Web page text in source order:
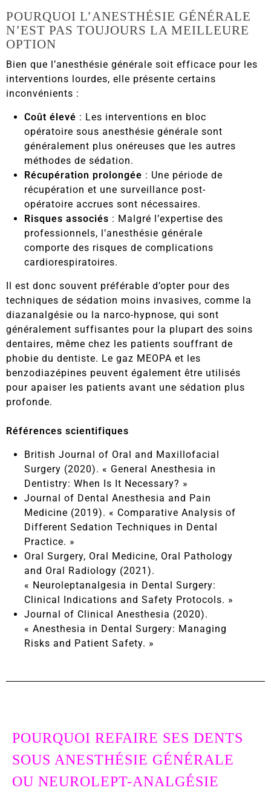
POURQUOI L’ANESTHÉSIE GÉNÉRALE
N’EST PAS TOUJOURS LA MEILLEURE
OPTION
Bien que l’anesthésie générale soit efficace pour les
interventions lourdes, elle présente certains
inconvénients :
Coût élevé : Les interventions en bloc
opératoire sous anesthésie générale sont
généralement plus onéreuses que les autres
méthodes de sédation.
Récupération prolongée : Une période de
récupération et une surveillance post-
opératoire accrues sont nécessaires.
Risques associés : Malgré l’expertise des
professionnels, l’anesthésie générale
comporte des risques de complications
cardiorespiratoires.
Il est donc souvent préférable d’opter pour des
techniques de sédation moins invasives, comme la
diazanalgésie ou la narco-hypnose, qui sont
généralement suffisantes pour la plupart des soins
dentaires, même chez les patients souffrant de
phobie du dentiste. Le gaz MEOPA et les
benzodiazépines peuvent également être utilisés
pour apaiser les patients avant une sédation plus
profonde.
Références scientifiques
British Journal of Oral and Maxillofacial
Surgery (2020). « General Anesthesia in
Dentistry: When Is It Necessary? »
Journal of Dental Anesthesia and Pain
Medicine (2019). « Comparative Analysis of
Different Sedation Techniques in Dental
Practice. »
Oral Surgery, Oral Medicine, Oral Pathology
and Oral Radiology (2021).
« Neuroleptanalgesia in Dental Surgery:
Clinical Indications and Safety Protocols. »
Journal of Clinical Anesthesia (2020).
« Anesthesia in Dental Surgery: Managing
Risks and Patient Safety. »
POURQUOI REFAIRE SES DENTS
SOUS ANESTHÉSIE GÉNÉRALE
OU NEUROLEPT-ANALGÉSIE